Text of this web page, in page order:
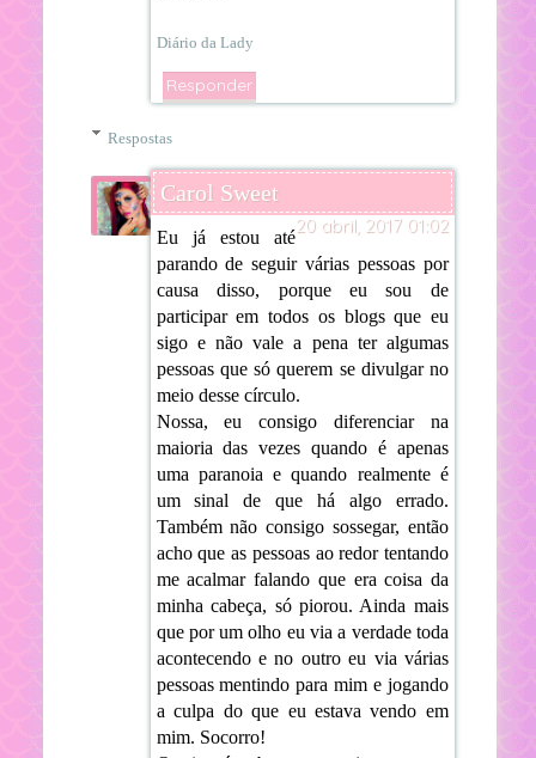
Diário da Lady
Responder
Respostas
Carol Sweet
20 abril, 2017 01:02
Eu já estou até
parando de seguir várias pessoas por
causa disso, porque eu sou de
participar em todos os blogs que eu
sigo e não vale a pena ter algumas
pessoas que só querem se divulgar no
meio desse círculo.
Nossa, eu consigo diferenciar na
maioria das vezes quando é apenas
uma paranoia e quando realmente é
um sinal de que há algo errado.
Também não consigo sossegar, então
acho que as pessoas ao redor tentando
me acalmar falando que era coisa da
minha cabeça, só piorou. Ainda mais
que por um olho eu via a verdade toda
acontecendo e no outro eu via várias
pessoas mentindo para mim e jogando
a culpa do que eu estava vendo em
mim. Socorro!